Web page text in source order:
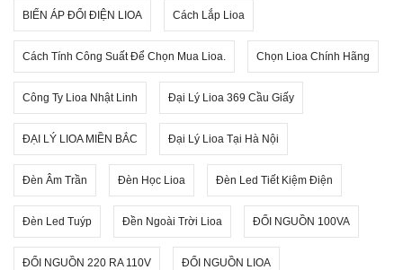
BIẾN ÁP ĐỔI ĐIỆN LIOA Cách Lắp Lioa
Cách Tính Công Suất Để Chọn Mua Lioa. Chọn Lioa Chính Hãng
Công Ty Lioa Nhật Linh Đại Lý Lioa 369 Cầu Giấy
ĐẠI LÝ LIOA MIỀN BẮC Đại Lý Lioa Tại Hà Nội
Đèn Âm Trần Đèn Học Lioa Đèn Led Tiết Kiệm Điện
Đèn Led Tuýp Đền Ngoài Trời Lioa ĐỔI NGUỒN 100VA
ĐỔI NGUỒN 220 RA 110V ĐỔI NGUỒN LIOA